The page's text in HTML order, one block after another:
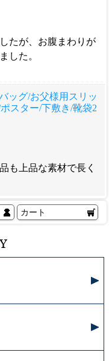
たが、お腹まわりが
した。
ッグ/お父様用スリッ
スター/下敷き/靴袋2
も上品な素材で長く
カート